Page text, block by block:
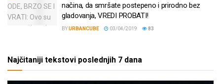
načina, da smršate postepeno i prirodno bez
gladovanja, VREDI PROBATI!
BYURBANCUBE 03/04/2019 83
Najčitaniji tekstovi poslednjih 7 dana